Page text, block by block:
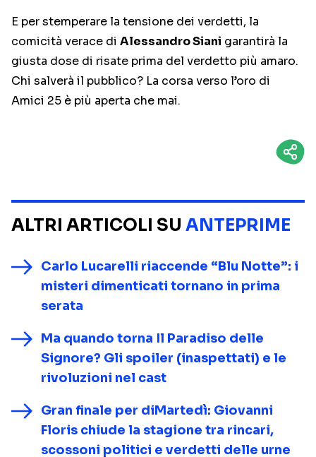
E per stemperare la tensione dei verdetti, la
comicità verace di Alessandro Siani garantirà la
giusta dose di risate prima del verdetto più amaro.
Chi salverà il pubblico? La corsa verso l’oro di
Amici 25 è più aperta che mai.
ALTRI ARTICOLI SU ANTEPRIME
Carlo Lucarelli riaccende “Blu Notte”: i
misteri dimenticati tornano in prima
serata
Ma quando torna Il Paradiso delle
Signore? Gli spoiler (inaspettati) e le
rivoluzioni nel cast
Gran finale per diMartedì: Giovanni
Floris chiude la stagione tra rincari,
scossoni politici e verdetti delle urne